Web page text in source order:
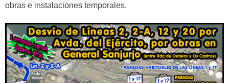
obras e instalaciones temporales.